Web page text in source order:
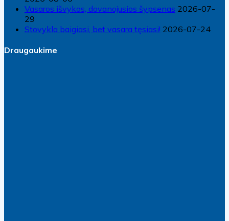
Vasaros išvykos, dovanojusios šypsenas 2026-07-
29
Stovykla baigiasi, bet vasara tęsiasi! 2026-07-24
Draugaukime